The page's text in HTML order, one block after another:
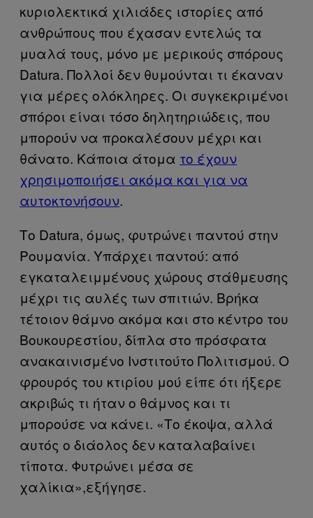
κυριολεκτικά χιλιάδες ιστορίες από
ανθρώπους που έχασαν εντελώς τα
μυαλά τους, μόνο με μερικούς σπόρους
Datura. Πολλοί δεν θυμούνται τι έκαναν
για μέρες ολόκληρες. Οι συγκεκριμένοι
σπόροι είναι τόσο δηλητηριώδεις, που
μπορούν να προκαλέσουν μέχρι και
θάνατο. Κάποια άτομα το έχουν
χρησιμοποιήσει ακόμα και για να
αυτοκτονήσουν.
Το Datura, όμως, φυτρώνει παντού στην
Ρουμανία. Υπάρχει παντού: από
εγκαταλειμμένους χώρους στάθμευσης
μέχρι τις αυλές των σπιτιών. Βρήκα
τέτοιον θάμνο ακόμα και στο κέντρο του
Βουκουρεστίου, δίπλα στο πρόσφατα
ανακαινισμένο Ινστιτούτο Πολιτισμού. Ο
φρουρός του κτιρίου μού είπε ότι ήξερε
ακριβώς τι ήταν ο θάμνος και τι
μπορούσε να κάνει. «Το έκοψα, αλλά
αυτός ο διάολος δεν καταλαβαίνει
τίποτα. Φυτρώνει μέσα σε
χαλίκια»,εξήγησε.